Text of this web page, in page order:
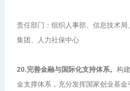
责任部门：组织人事部、信息技术
集团、人力社保中心
20.完善金融与国际化支持体系。 构
金支撑体系，充分发挥国家创业基